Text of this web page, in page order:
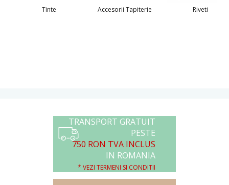
Tinte Accesorii Tapiterie Riveti
TRANSPORT GRATUIT
PESTE
750 RON TVA INCLUS
IN ROMANIA
* VEZI TERMENI SI CONDITII